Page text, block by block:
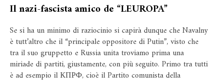
Il nazi-fascista amico de “LEUROPA”
Se si ha un minimo di raziocinio si capirà dunque che Navalny
è tutt’altro che il “principale oppositore di Putin”, visto che
tra il suo gruppetto e Russia unita troviamo prima una
miriade di partiti, giustamente, con più seguito. Primo tra tutti
è ad esempio il КПРФ, cioè il Partito comunista della